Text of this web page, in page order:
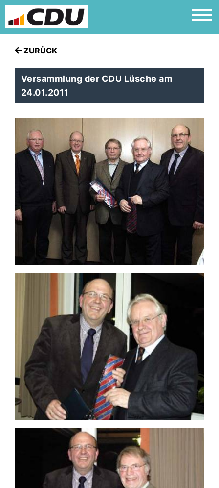
ZURÜCK
Versammlung der CDU Lüsche am
24.01.2011